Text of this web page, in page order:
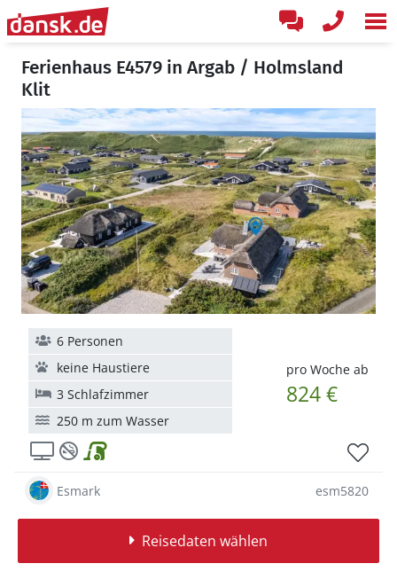
Ferienhaus E4579 in Argab / Holmsland
Klit
pro Woche ab
824 €
6 Personen
keine Haustiere
3 Schlafzimmer
250 m zum Wasser
Esmark esm5820
Reisedaten wählen